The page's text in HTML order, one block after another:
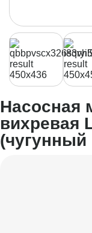
Насосная
вихревая
(чугунный